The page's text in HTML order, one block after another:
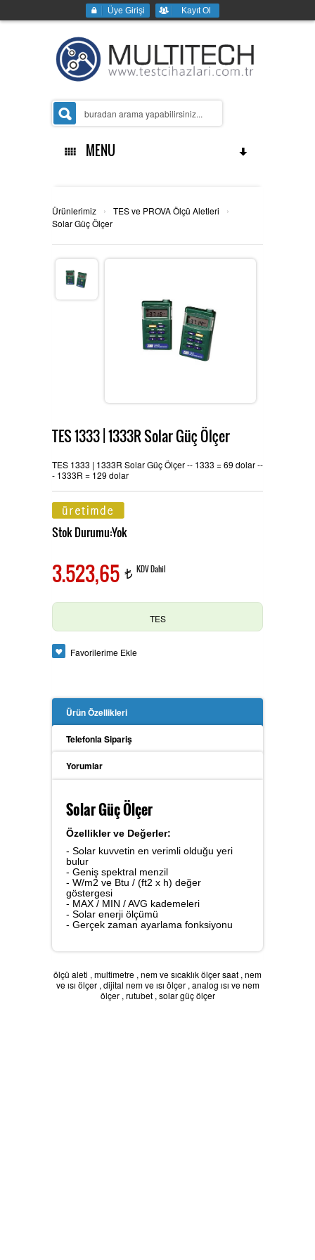
Üye Girişi Kayıt Ol
MENU
Ana Sayfa
Kurumsal
MULTİTECH
TES ve PROVA Ölçü Aletleri
Pensampermetre
Multimetre
Güç Analizörü
Toprak Megeri
İzolasyon Megeri
Anemometre
Kalibratör
Karbondioksit Ölçer
OAG Ölçü Aletleri
Hizmetlerimiz
İletişim
Ürünlerimiz › TES ve PROVA Ölçü Aletleri
›
Solar Güç Ölçer
TES 1333 | 1333R Solar Güç Ölçer
TES 1333 | 1333R Solar Güç Ölçer -- 1333 = 69 dolar --
- 1333R = 129 dolar
Stok Durumu:Yok
3.523,65 t KDV Dahil
TES
Favorilerime Ekle
Ürün Özellikleri
Telefonla Sipariş
Yorumlar
Solar Güç Ölçer
Özellikler ve Değerler:
- Solar kuvvetin en verimli olduğu yeri
bulur
- Geniş spektral menzil
- W/m2 ve Btu / (ft2 x h) değer
göstergesi
- MAX / MIN / AVG kademeleri
- Solar enerji ölçümü
- Gerçek zaman ayarlama fonksiyonu
ölçü aleti , multimetre , nem ve sıcaklık ölçer saat , nem
ve ısı ölçer, dijital nem ve ısı ölçer, analog ısı ve nem
ölçer, rutubet, solar güç ölçer